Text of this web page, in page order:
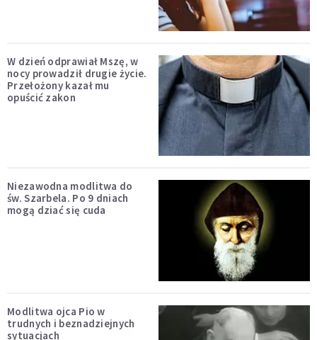
W dzień odprawiał Mszę, w
nocy prowadził drugie życie.
Przełożony kazał mu
opuścić zakon
Niezawodna modlitwa do
św. Szarbela. Po 9 dniach
mogą dziać się cuda
Modlitwa ojca Pio w
trudnych i beznadziejnych
sytuacjach